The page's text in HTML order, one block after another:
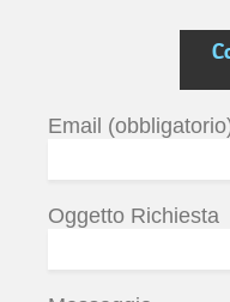
Email
Oggetto Richiesta